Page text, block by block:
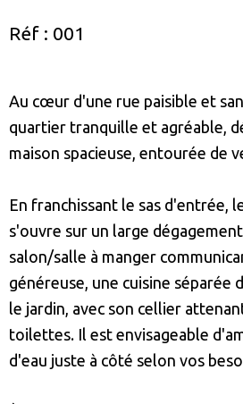
Réf : 001
Au cœur d'une rue paisible et
quartier tranquille et agréable,
maison spacieuse, entourée de
En franchissant le sas d'entrée,
s'ouvre sur un large
salon/salle à manger
généreuse, une cuisine séparée
le jardin, avec son cellier
toilettes. Il est envisageable
d'eau juste à côté selon vos